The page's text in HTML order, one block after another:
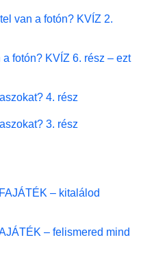
van a fotón? KVÍZ 2.
fotón? KVÍZ 6. rész – ezt
4. rész
3. rész
– kitalálod
– felismered mind